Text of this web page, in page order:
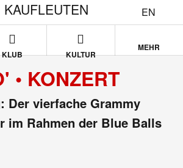
EN
KAUFLEUTEN
KLUB KULTUR
MEHR
• KONZERT
Der vierfache Grammy
im Rahmen der Blue Balls